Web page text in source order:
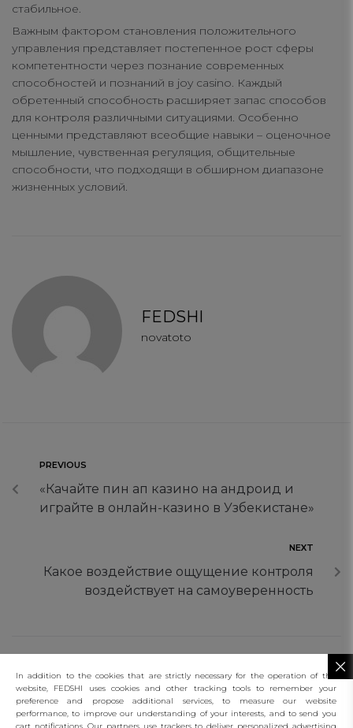
стабильное.
Важным фактором становления положительного
управления представляет постепенное рост сферы
компетентности через познание современных
способностей и познаний в joy casino. Каждый
обретенный способность расширяет запас способов
для контроля различными ситуациями. Особенно
ценными представляют всеобщие навыки – оценочное
мышление, чувственная регуляция, общительные
способности, что подходящи в обширном диапазоне
жизненных условий.
FEDSHI
novatoto
PREVIOUS
«Качайте пин ап казино на андроид и
играйте в онлайн-казино в Узбекистане»
NEXT
Какое воздействие ощущение контроля
воздействует на самоуверенность
connect
In addition to the cookies that are strictly necessary for the operation of this
website, FEDSHI uses cookies and other tracking tools to remember your
preference and propose additional services, to measure our website
performance, to improve our understanding of your interests, and to send you